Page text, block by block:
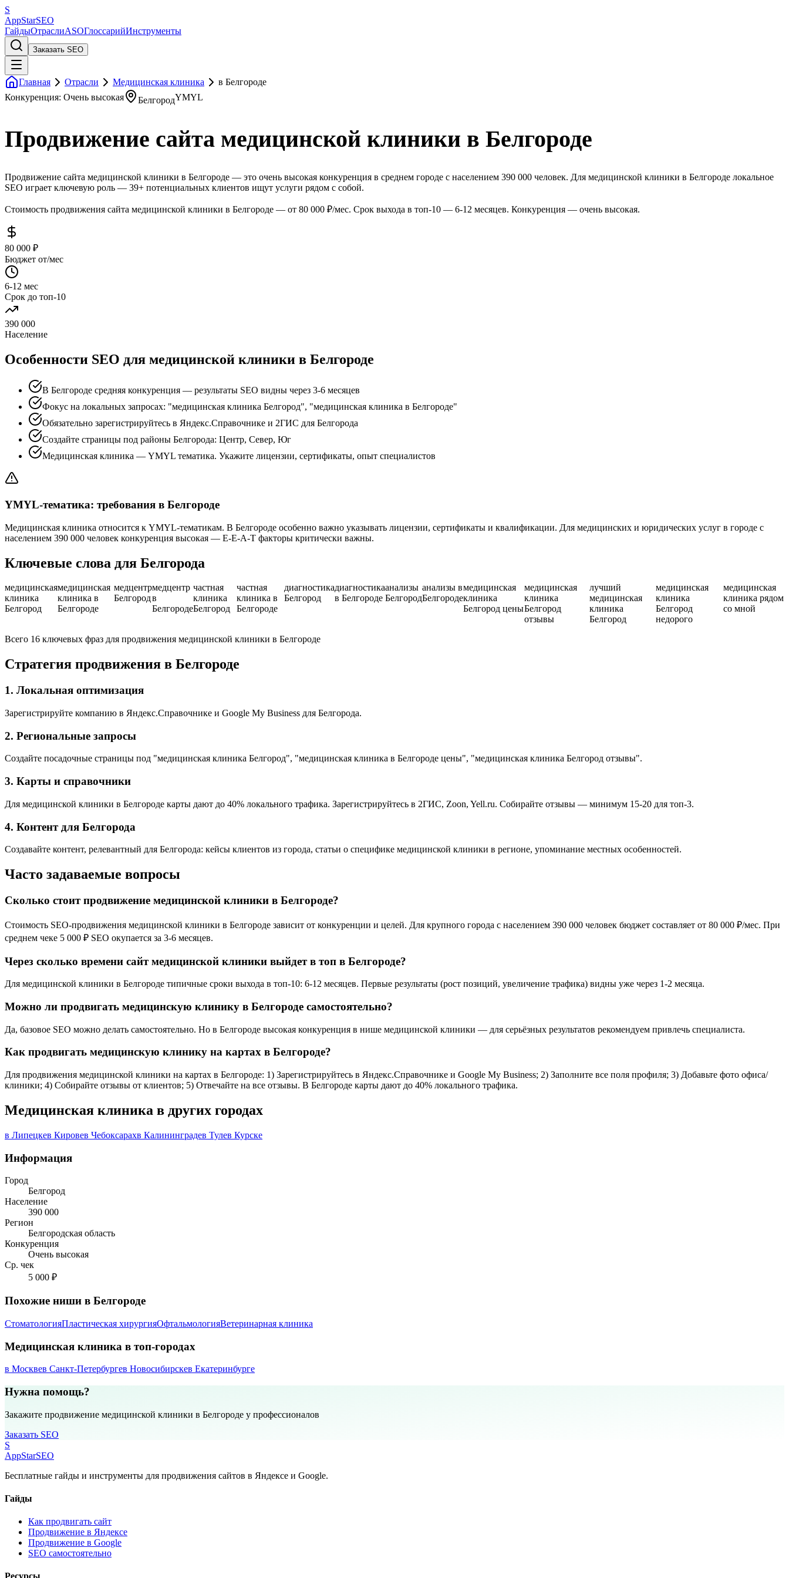
S
AppStarSEO
ГайдыОтраслиASOГлоссарийИнструменты
Заказать SEO
Главная Отрасли Медицинская клиника
в Белгороде
Конкуренция: Очень высокая
БелгородYMYL
Продвижение сайта медицинской клиники в Белгороде
Продвижение сайта медицинской клиники в Белгороде — это очень высокая конкуренция в среднем городе с населением 390 000 человек. Для медицинской клиники в Белгороде локальное
SEO играет ключевую роль — 39+ потенциальных клиентов ищут услуги рядом с собой.
Стоимость продвижения сайта медицинской клиники в Белгороде — от 80 000 ₽/мес. Срок выхода в топ-10 — 6-12 месяцев. Конкуренция — очень высокая.
80 000 ₽
Бюджет от/мес
6-12 мес
Срок до топ-10
390 000
Население
Особенности SEO для медицинской клиники в Белгороде
В Белгороде средняя конкуренция — результаты SEO видны через 3-6 месяцев
Фокус на локальных запросах: "медицинская клиника Белгород", "медицинская клиника в Белгороде"
Обязательно зарегистрируйтесь в Яндекс.Справочнике и 2ГИС для Белгорода
Создайте страницы под районы Белгорода: Центр, Север, Юг
Медицинская клиника — YMYL тематика. Укажите лицензии, сертификаты, опыт специалистов
YMYL-тематика: требования в Белгороде
Медицинская клиника относится к YMYL-тематикам. В Белгороде особенно важно указывать лицензии, сертификаты и квалификации. Для медицинских и юридических услуг в городе с
населением 390 000 человек конкуренция высокая — E-E-A-T факторы критически важны.
Ключевые слова для Белгорода
медицинская
клиника
Белгород
медицинская
клиника в
Белгороде
медцентр
Белгород
медцентр
в
Белгороде
частная
клиника
Белгород
частная
клиника в
Белгороде
диагностика
Белгород
диагностика
в Белгороде
анализы
Белгород
анализы в
Белгороде
медицинская
клиника
Белгород цены
медицинская
клиника
Белгород
отзывы
лучший
медицинская
клиника
Белгород
медицинская
клиника
Белгород
недорого
медицинская
клиника рядом
со мной
Всего 16 ключевых фраз для продвижения медицинской клиники в Белгороде
Стратегия продвижения в Белгороде
1. Локальная оптимизация
Зарегистрируйте компанию в Яндекс.Справочнике и Google My Business для Белгорода.
2. Региональные запросы
Создайте посадочные страницы под "медицинская клиника Белгород", "медицинская клиника в Белгороде цены", "медицинская клиника Белгород отзывы".
3. Карты и справочники
Для медицинской клиники в Белгороде карты дают до 40% локального трафика. Зарегистрируйтесь в 2ГИС, Zoon, Yell.ru. Собирайте отзывы — минимум 15-20 для топ-3.
4. Контент для Белгорода
Создавайте контент, релевантный для Белгорода: кейсы клиентов из города, статьи о специфике медицинской клиники в регионе, упоминание местных особенностей.
Часто задаваемые вопросы
Сколько стоит продвижение медицинской клиники в Белгороде?
Стоимость SEO-продвижения медицинской клиники в Белгороде зависит от конкуренции и целей. Для крупного города с населением 390 000 человек бюджет составляет от 80 000 ₽/мес. При
среднем чеке 5 000 ₽ SEO окупается за 3-6 месяцев.
Через сколько времени сайт медицинской клиники выйдет в топ в Белгороде?
Для медицинской клиники в Белгороде типичные сроки выхода в топ-10: 6-12 месяцев. Первые результаты (рост позиций, увеличение трафика) видны уже через 1-2 месяца.
Можно ли продвигать медицинскую клинику в Белгороде самостоятельно?
Да, базовое SEO можно делать самостоятельно. Но в Белгороде высокая конкуренция в нише медицинской клиники — для серьёзных результатов рекомендуем привлечь специалиста.
Как продвигать медицинскую клинику на картах в Белгороде?
Для продвижения медицинской клиники на картах в Белгороде: 1) Зарегистрируйтесь в Яндекс.Справочнике и Google My Business; 2) Заполните все поля профиля; 3) Добавьте фото офиса/
клиники; 4) Собирайте отзывы от клиентов; 5) Отвечайте на все отзывы. В Белгороде карты дают до 40% локального трафика.
Медицинская клиника в других городах
в Липецкев Кировев Чебоксарахв Калининградев Тулев Курске
Информация
Город
Белгород
Население
390 000
Регион
Белгородская область
Конкуренция
Очень высокая
Ср. чек
5 000 ₽
Похожие ниши в Белгороде
СтоматологияПластическая хирургияОфтальмологияВетеринарная клиника
Медицинская клиника в топ-городах
в Москвев Санкт-Петербургев Новосибирскев Екатеринбурге
Нужна помощь?
Закажите продвижение медицинской клиники в Белгороде у профессионалов
Заказать SEO
S
AppStarSEO
Бесплатные гайды и инструменты для продвижения сайтов в Яндексе и Google.
Гайды
Как продвигать сайт
Продвижение в Яндексе
Продвижение в Google
SEO самостоятельно